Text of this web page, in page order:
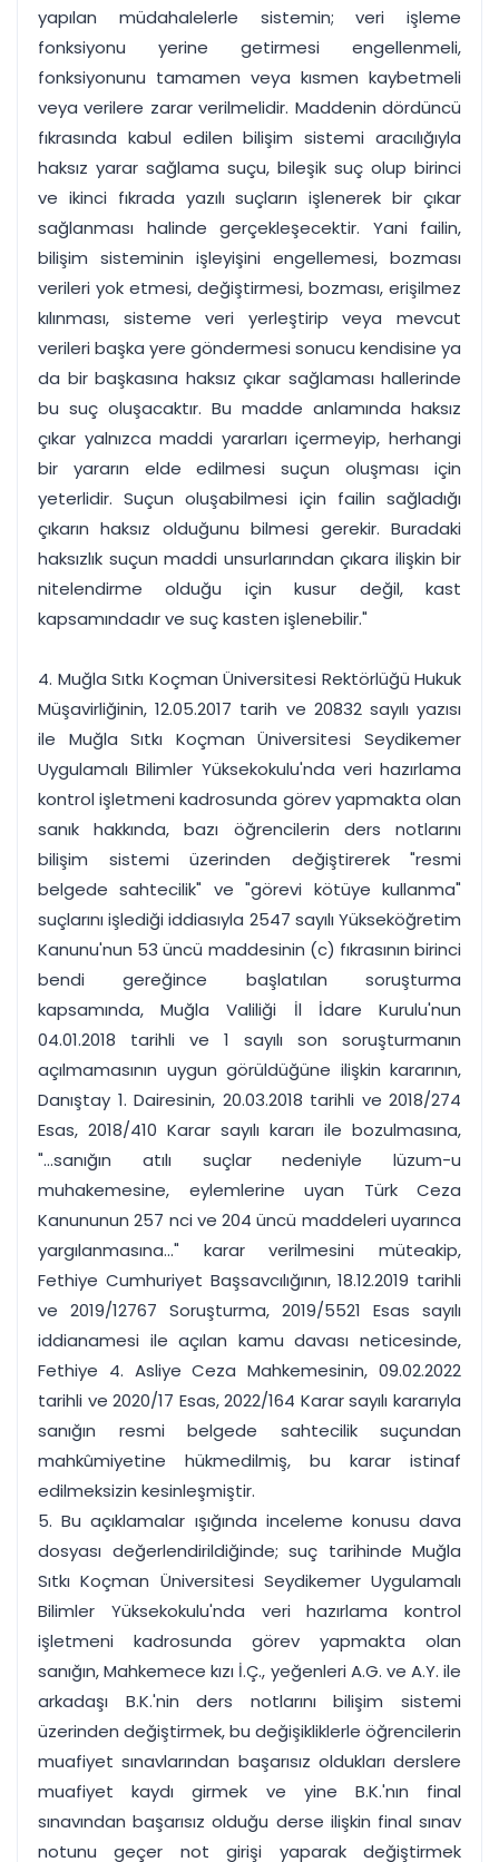
yapılan müdahalelerle sistemin; veri işleme
fonksiyonu yerine getirmesi engellenmeli,
fonksiyonunu tamamen veya kısmen kaybetmeli
veya verilere zarar verilmelidir. Maddenin dördüncü
fıkrasında kabul edilen bilişim sistemi aracılığıyla
haksız yarar sağlama suçu, bileşik suç olup birinci
ve ikinci fıkrada yazılı suçların işlenerek bir çıkar
sağlanması halinde gerçekleşecektir. Yani failin,
bilişim sisteminin işleyişini engellemesi, bozması
verileri yok etmesi, değiştirmesi, bozması, erişilmez
kılınması, sisteme veri yerleştirip veya mevcut
verileri başka yere göndermesi sonucu kendisine ya
da bir başkasına haksız çıkar sağlaması hallerinde
bu suç oluşacaktır. Bu madde anlamında haksız
çıkar yalnızca maddi yararları içermeyip, herhangi
bir yararın elde edilmesi suçun oluşması için
yeterlidir. Suçun oluşabilmesi için failin sağladığı
çıkarın haksız olduğunu bilmesi gerekir. Buradaki
haksızlık suçun maddi unsurlarından çıkara ilişkin bir
nitelendirme olduğu için kusur değil, kast
kapsamındadır ve suç kasten işlenebilir."
4. Muğla Sıtkı Koçman Üniversitesi Rektörlüğü Hukuk
Müşavirliğinin, 12.05.2017 tarih ve 20832 sayılı yazısı
ile Muğla Sıtkı Koçman Üniversitesi Seydikemer
Uygulamalı Bilimler Yüksekokulu'nda veri hazırlama
kontrol işletmeni kadrosunda görev yapmakta olan
sanık hakkında, bazı öğrencilerin ders notlarını
bilişim sistemi üzerinden değiştirerek "resmi
belgede sahtecilik" ve "görevi kötüye kullanma"
suçlarını işlediği iddiasıyla 2547 sayılı Yükseköğretim
Kanunu'nun 53 üncü maddesinin (c) fıkrasının birinci
bendi gereğince başlatılan soruşturma
kapsamında, Muğla Valiliği İl İdare Kurulu'nun
04.01.2018 tarihli ve 1 sayılı son soruşturmanın
açılmamasının uygun görüldüğüne ilişkin kararının,
Danıştay 1. Dairesinin, 20.03.2018 tarihli ve 2018/274
Esas, 2018/410 Karar sayılı kararı ile bozulmasına,
"...sanığın atılı suçlar nedeniyle lüzum-u
muhakemesine, eylemlerine uyan Türk Ceza
Kanununun 257 nci ve 204 üncü maddeleri uyarınca
yargılanmasına..." karar verilmesini müteakip,
Fethiye Cumhuriyet Başsavcılığının, 18.12.2019 tarihli
ve 2019/12767 Soruşturma, 2019/5521 Esas sayılı
iddianamesi ile açılan kamu davası neticesinde,
Fethiye 4. Asliye Ceza Mahkemesinin, 09.02.2022
tarihli ve 2020/17 Esas, 2022/164 Karar sayılı kararıyla
sanığın resmi belgede sahtecilik suçundan
mahkûmiyetine hükmedilmiş, bu karar istinaf
edilmeksizin kesinleşmiştir.
5. Bu açıklamalar ışığında inceleme konusu dava
dosyası değerlendirildiğinde; suç tarihinde Muğla
Sıtkı Koçman Üniversitesi Seydikemer Uygulamalı
Bilimler Yüksekokulu'nda veri hazırlama kontrol
işletmeni kadrosunda görev yapmakta olan
sanığın, Mahkemece kızı İ.Ç., yeğenleri A.G. ve A.Y. ile
arkadaşı B.K.'nin ders notlarını bilişim sistemi
üzerinden değiştirmek, bu değişikliklerle öğrencilerin
muafiyet sınavlarından başarısız oldukları derslere
muafiyet kaydı girmek ve yine B.K.'nın final
sınavından başarısız olduğu derse ilişkin final sınav
notunu geçer not girişi yaparak değiştirmek